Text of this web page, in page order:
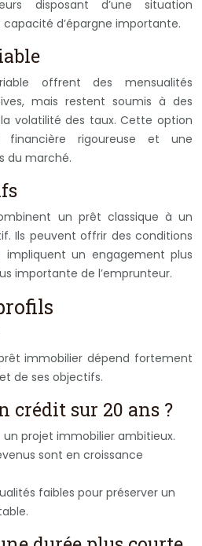
disposant d’une situation
d’épargne importante.
offrent des mensualités
mais restent soumis à des
volatilité des taux. Cette option
financière rigoureuse et une
du marché.
un prêt classique à un
Ils peuvent offrir des conditions
impliquent un engagement plus
importante de l’emprunteur.
immobilier dépend fortement
de ses objectifs.
crédit sur 20 ans ?
projet immobilier ambitieux.
sont en croissance
faibles pour préserver un